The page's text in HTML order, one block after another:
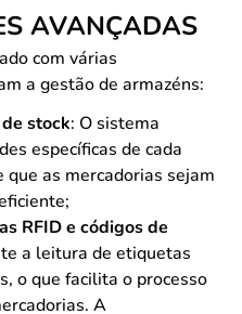
AVANÇADAS
com várias
a gestão de armazéns:
stock: O sistema
específicas de cada
as mercadorias sejam
RFID e códigos de
a leitura de etiquetas
o que facilita o processo
A